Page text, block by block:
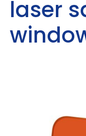
laser